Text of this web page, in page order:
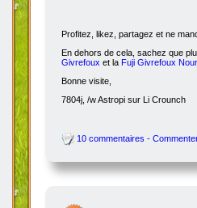
Profitez, likez, partagez et ne
En dehors de cela, sachez que
Givrefoux et la Fuji Givrefoux
Bonne visite,
7804j, /w Astropi sur Li Crounch
10 commentaires -